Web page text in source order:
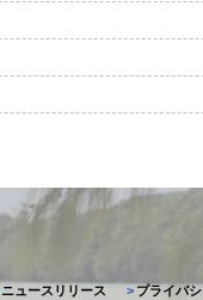
ニュースリリース > プライバ